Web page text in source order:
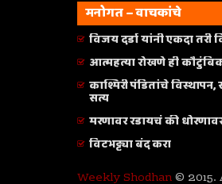
मनोगत – वाचकांचे
विजय दर्डा यांनी एकदा तरी
आत्महत्या रोखणे ही
काश्मिरी पंडितांचे
सत्य
मरणावर रडायचं की
विटभट्ट्या बंद करा
Weekly Shodhan© 2015.